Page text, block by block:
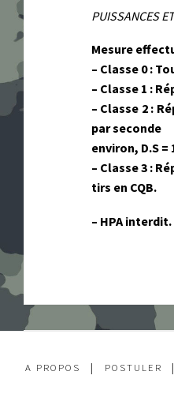
PUISSANCES
Mesure
– Classe 0 :
– Classe 1 :
– Classe 2 :
par seconde
environ, D.S =
– Classe 3 :
tirs en CQB.
– HPA interdit.
A PROPOS | POSTULER |